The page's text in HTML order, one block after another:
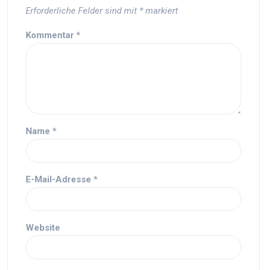
Erforderliche Felder sind mit *markiert
Kommentar *
Name *
E-Mail-Adresse *
Website